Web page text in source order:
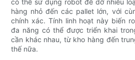
hàng nhỏ đến các pallet lớn, với
chính xác. Tính linh hoạt này biến
đa năng có thể được triển khai
cần khác nhau, từ kho hàng đến
thế nữa.